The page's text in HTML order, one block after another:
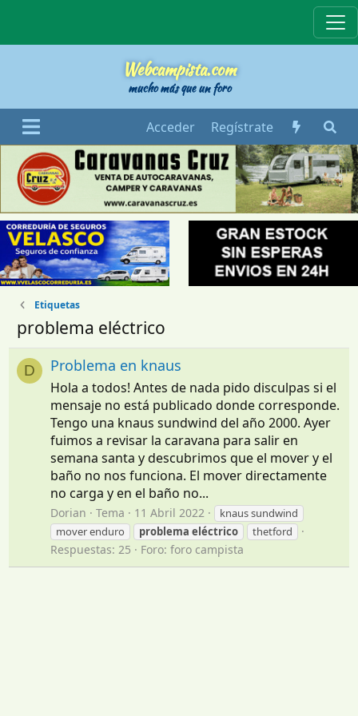
Webcampista.com
mucho más que un foro
Acceder Regístrate
Etiquetas
problema eléctrico
D Problema en knaus
Hola a todos! Antes de nada pido disculpas si el
mensaje no está publicado donde corresponde.
Tengo una knaus sundwind del año 2000. Ayer
fuimos a revisar la caravana para salir en
semana santa y descubrimos que el mover y el
baño no nos funciona. El mover directamente
no carga y en el baño no...
Dorian Tema 11 Abril 2022
knaus sundwind
mover enduro
problema eléctrico thetford
Respuestas: 25 Foro:foro campista